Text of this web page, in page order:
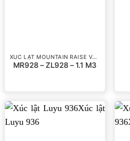
XÚC LẬT MOUNTAIN RAISE VÀ RONGWEI
MR928 – ZL928 – 1.1 M3